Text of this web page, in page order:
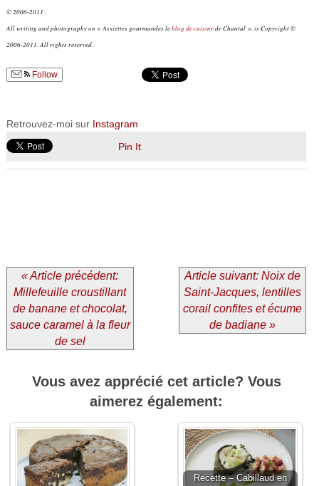
© 2006-2011 .
All writing and photography on « Assiettes gourmandes leblog de cuisinede Chantal », is Copyright ©
2006-2011. All rights reserved.
Follow
Retrouvez-moi sur Instagram
Pin It
« Article précédent:
Millefeuille croustillant
de banane et chocolat,
sauce caramel à la fleur
de sel
Article suivant: Noix de
Saint-Jacques, lentilles
corail confites et écume
de badiane »
Vous avez apprécié cet article? Vous
aimerez également:
Recette – Cabillaud en